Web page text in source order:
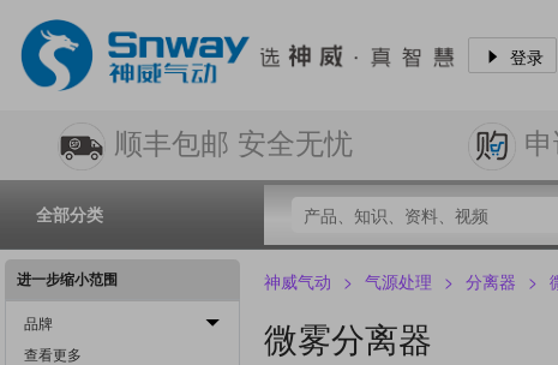
登录
顺丰包邮 安全无忧
全部分类
进一步缩小范围
品牌
查看更多
神威气动 > 气源处理 > 分离器 >
微雾分离器